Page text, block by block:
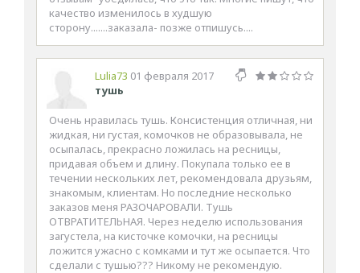
качество изменилось в худшую
сторону.......заказала- позже отпишусь....
Lulia73 01 февраля 2017
тушь
Очень нравилась тушь. Консистенция отличная, ни
жидкая, ни густая, комочков не образовывала, не
осыпалась, прекрасно ложилась на ресницы,
придавая объем и длину. Покупала только ее в
течении нескольких лет, рекомендовала друзьям,
знакомым, клиентам. Но последние несколько
заказов меня РАЗОЧАРОВАЛИ. Тушь
ОТВРАТИТЕЛЬНАЯ. Через неделю использования
загустела, на кисточке комочки, на ресницы
ложится ужасно с комками и тут же осыпается. Что
сделали с тушью??? Никому не рекомендую.